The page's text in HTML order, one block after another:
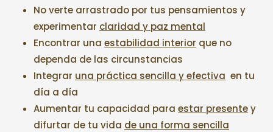
No verte arrastrado por tus pensamientos y
experimentar claridad y paz mental
Encontrar una estabilidad interior que no
dependa de las circunstancias
Integrar una práctica sencilla y efectiva en tu
día a día
Aumentar tu capacidad para estar presentey
difurtar de tu vida de una forma sencilla